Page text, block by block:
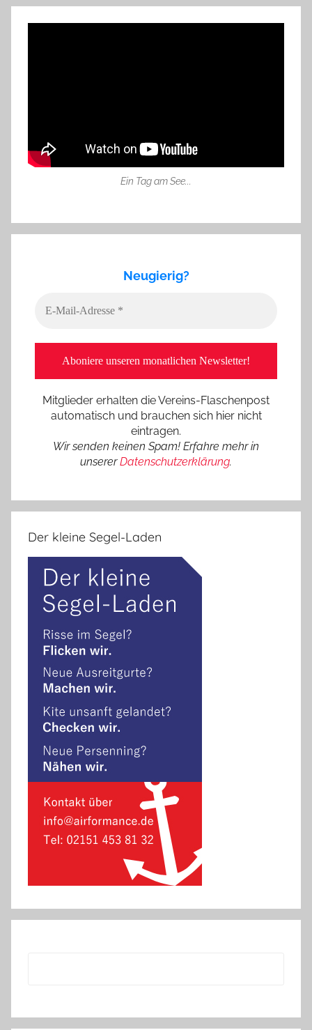
Ein Tag am See...
Neugierig?
Mitglieder erhalten die Vereins-Flaschenpost
automatisch und brauchen sich hier nicht
eintragen.
Wir senden keinen Spam! Erfahre mehr in
unsererDatenschutzerklärung.
Der kleine Segel-Laden